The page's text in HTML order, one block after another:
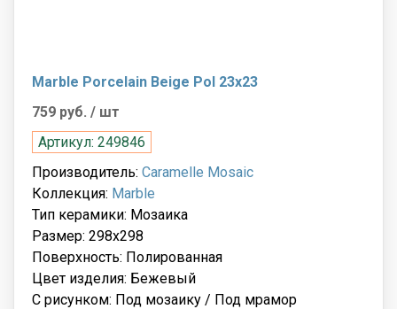
Marble Porcelain Beige Pol 23x23
759 руб. / шт
Артикул: 249846
Производитель: Caramelle Mosaic
Коллекция: Marble
Тип керамики: Мозаика
Размер: 298x298
Поверхность: Полированная
Цвет изделия: Бежевый
С рисунком: Под мозаику / Под мрамор